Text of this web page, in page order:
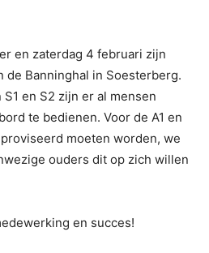
en zaterdag 4 februari zijn
Banninghal in Soesterberg.
en S2 zijn er al mensen
te bedienen. Voor de A1 en
moeten worden, we
ouders dit op zich willen
en succes!